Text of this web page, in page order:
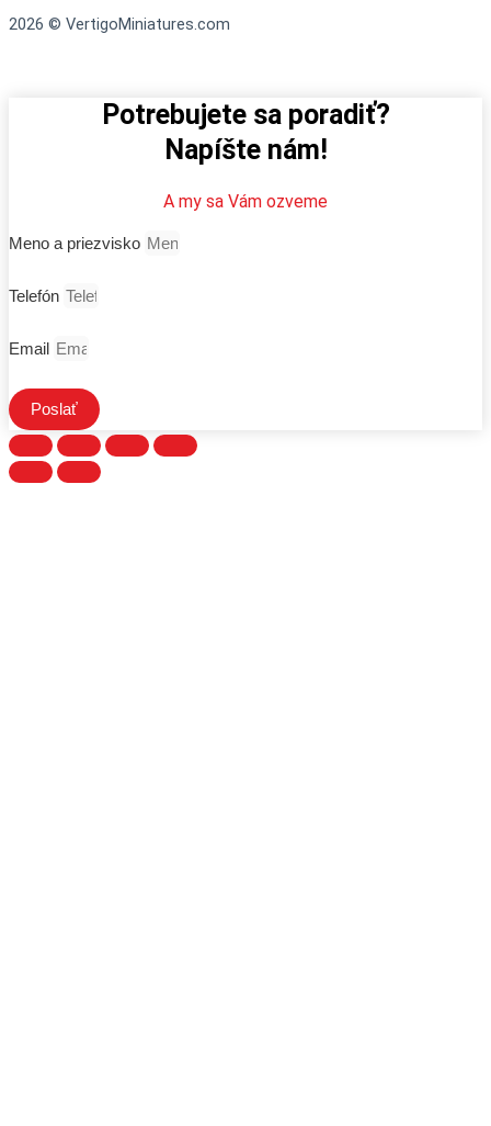
2026 © VertigoMiniatures.com
Potrebujete sa poradiť?
Napíšte nám!
A my sa Vám ozveme
Meno a priezvisko
Telefón
Email
Poslať